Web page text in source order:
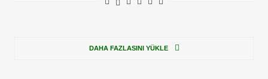
DAHA FAZLASINI YÜKLE